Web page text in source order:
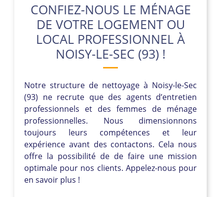
CONFIEZ-NOUS LE MÉNAGE
DE VOTRE LOGEMENT OU
LOCAL PROFESSIONNEL À
NOISY-LE-SEC (93) !
Notre structure de nettoyage à Noisy-le-Sec
(93) ne recrute que des agents d’entretien
professionnels et des femmes de ménage
professionnelles. Nous dimensionnons
toujours leurs compétences et leur
expérience avant des contactons. Cela nous
offre la possibilité de de faire une mission
optimale pour nos clients. Appelez-nous pour
en savoir plus !